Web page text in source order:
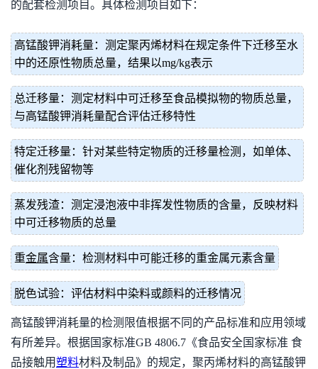
的配套检测项目。具体检测项目如下：
高锰酸钾消耗量：测定聚丙烯材料在规定条件下迁移至水
中的还原性物质总量，结果以mg/kg表示
总迁移量：测定材料中可迁移至食品模拟物的物质总量，
与高锰酸钾消耗量配合评估迁移特性
特定迁移量：针对某些特定物质的迁移量检测，如单体、
催化剂残留物等
蒸发残渣：测定浸泡液中非挥发性物质的含量，反映材料
中可迁移物质的总量
重金属含量：检测材料中可能迁移的重金属元素含量
脱色试验：评估材料中染料或颜料的迁移情况
高锰酸钾消耗量的检测限值根据不同的产品标准和应用领域
有所差异。根据国家标准GB 4806.7《食品安全国家标准 食
品接触用塑料材料及制品》的规定，聚丙烯材料的高锰酸钾